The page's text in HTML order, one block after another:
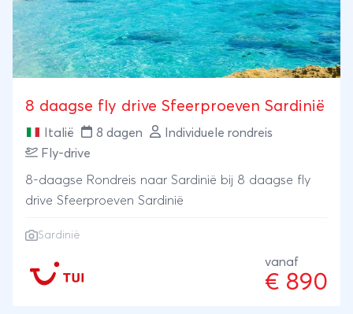
8 daagse fly drive Sfeerproeven Sardinië
Italië 8 dagen
Individuele rondreis
Fly-drive
8-daagse Rondreis naar Sardinië bij 8 daagse fly
drive Sfeerproeven Sardinië
Sardinië
vanaf
€ 890